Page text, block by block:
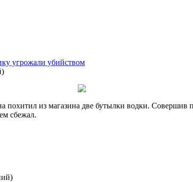
угрожали убийством
)
из магазина две бутылки водки. Совершив
сбежал.
)